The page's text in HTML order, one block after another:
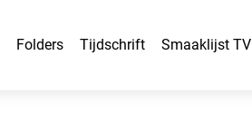
Folders Tijdschrift Smaaklijst TV